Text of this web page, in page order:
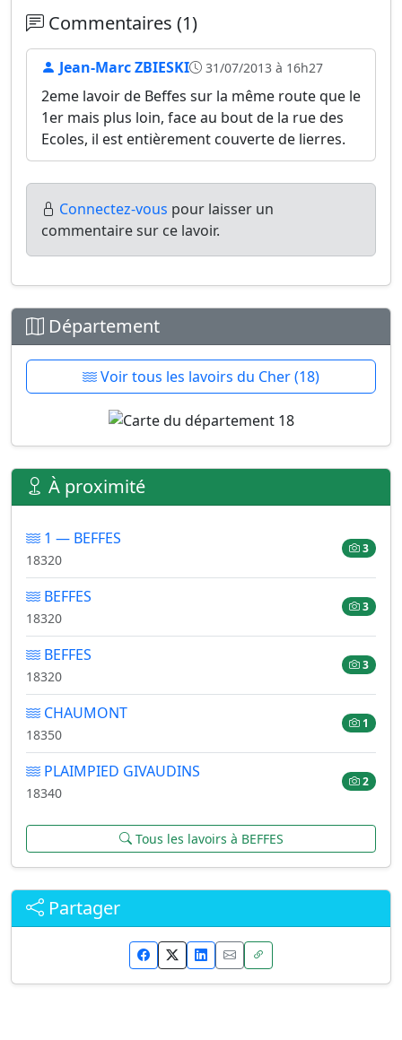
Commentaires (1)
Jean-Marc ZBIESKI 31/07/2013 à 16h27
2eme lavoir de Beffes sur la même route que le
1er mais plus loin, face au bout de la rue des
Ecoles, il est entièrement couverte de lierres.
Connectez-vous pour laisser un
commentaire sur ce lavoir.
Département
Voir tous les lavoirs du Cher (18)
À proximité
1 — BEFFES
18320
3
BEFFES
18320
3
BEFFES
18320
3
CHAUMONT
18350
1
PLAIMPIED GIVAUDINS
18340
2
Tous les lavoirs à BEFFES
Partager